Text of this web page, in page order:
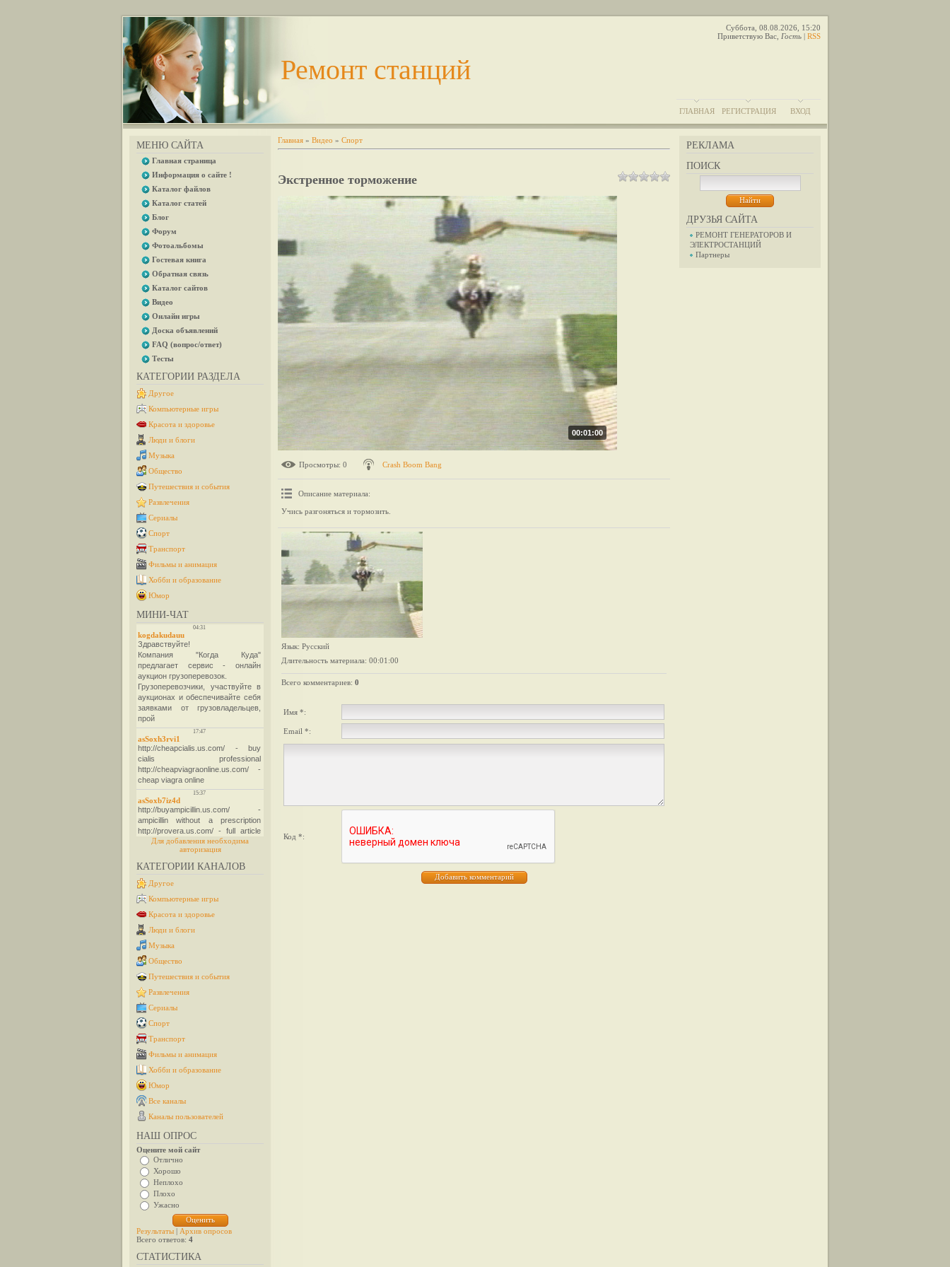
Ремонт станций
Суббота, 08.08.2026, 15:20
Приветствую Вас Гость | RSS
ГЛАВНАЯ РЕГИСТРАЦИЯ ВХОД
МЕНЮ САЙТА
Главная страница
Информация о сайте !
Каталог файлов
Каталог статей
Блог
Форум
Фотоальбомы
Гостевая книга
Обратная связь
Каталог сайтов
Видео
Онлайн игры
Доска объявлений
FAQ (вопрос/ответ)
Тесты
КАТЕГОРИИ РАЗДЕЛА
Другое
Компьютерные игры
Красота и здоровье
Люди и блоги
Музыка
Общество
Путешествия и события
Развлечения
Сериалы
Спорт
Транспорт
Фильмы и анимация
Хобби и образование
Юмор
МИНИ-ЧАТ
Для добавления необходима
авторизация
КАТЕГОРИИ КАНАЛОВ
Другое
Компьютерные игры
Красота и здоровье
Люди и блоги
Музыка
Общество
Путешествия и события
Развлечения
Сериалы
Спорт
Транспорт
Фильмы и анимация
Хобби и образование
Юмор
Все каналы
Каналы пользователей
НАШ ОПРОС
Оцените мой сайт
Отлично
Хорошо
Неплохо
Плохо
Ужасно
Результаты | Архив опросов
Всего ответов: 4
СТАТИСТИКА
РЕКЛАМА
ПОИСК
ДРУЗЬЯ САЙТА
РЕМОНТ ГЕНЕРАТОРОВ И
ЭЛЕКТРОСТАНЦИЙ
Партнеры
Главная » Видео » Спорт
Экстренное торможение
00:01:00
Просмотры: 0 Crash Boom Bang
Описание материала:
Учись разгоняться и тормозить.
Язык: Русский
Длительность материала: 00:01:00
Всего комментариев: 0
Имя *:
Email *:
Код *: